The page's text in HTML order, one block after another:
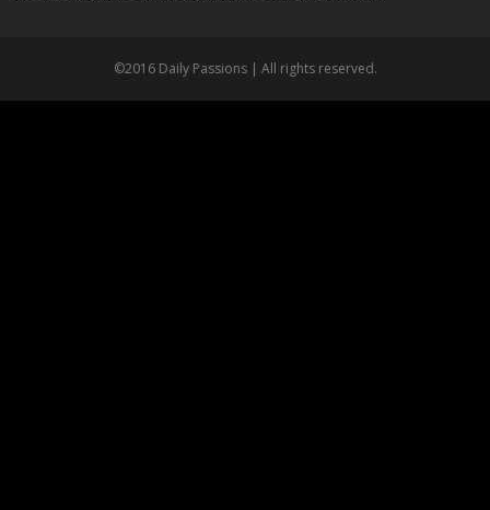
©2016 Daily Passions | All rights reserved.